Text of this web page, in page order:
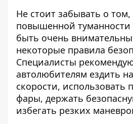
Не стоит забывать о
повышенной туманности
быть очень
некоторые правила
Специалисты
автолюбителям ездить
скорости, использовать
фары, держать
избегать резких